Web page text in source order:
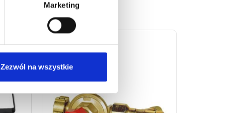
Marketing
Zezwól na wszystkie